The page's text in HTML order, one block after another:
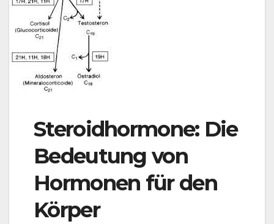
Steroidhormone: Die
Bedeutung von
Hormonen für den
Körper